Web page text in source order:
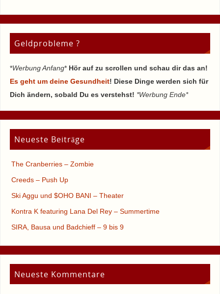
Geldprobleme ?
*Werbung Anfang* Hör auf zu scrollen und schau dir das an!
Es geht um deine Gesundheit! Diese Dinge werden sich für
Dich ändern, sobald Du es verstehst! *Werbung Ende*
Neueste Beiträge
The Cranberries – Zombie
Creeds – Push Up
Ski Aggu und $OHO BANI – Theater
Kontra K featuring Lana Del Rey – Summertime
SIRA, Bausa und Badchieff – 9 bis 9
Neueste Kommentare